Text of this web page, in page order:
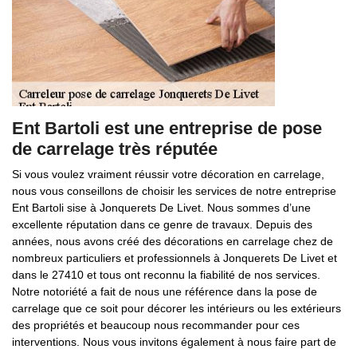
Ent Bartoli est une entreprise de pose
de carrelage très réputée
Si vous voulez vraiment réussir votre décoration en carrelage,
nous vous conseillons de choisir les services de notre entreprise
Ent Bartoli sise à Jonquerets De Livet. Nous sommes d’une
excellente réputation dans ce genre de travaux. Depuis des
années, nous avons créé des décorations en carrelage chez de
nombreux particuliers et professionnels à Jonquerets De Livet et
dans le 27410 et tous ont reconnu la fiabilité de nos services.
Notre notoriété a fait de nous une référence dans la pose de
carrelage que ce soit pour décorer les intérieurs ou les extérieurs
des propriétés et beaucoup nous recommander pour ces
interventions. Nous vous invitons également à nous faire part de